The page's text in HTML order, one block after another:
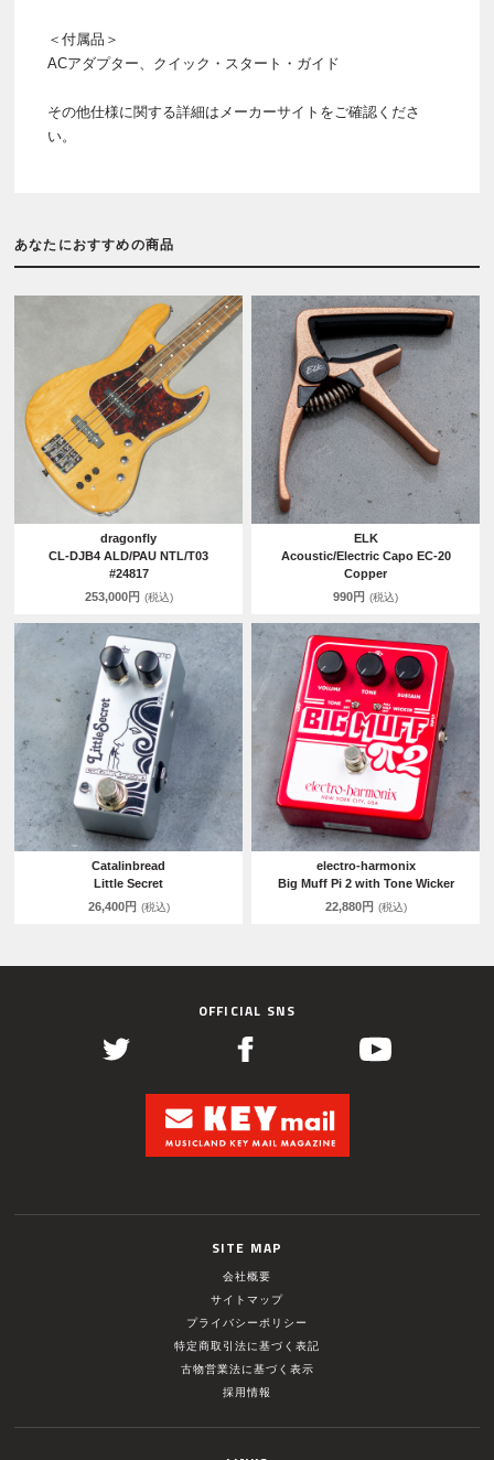
＜付属品＞
ACアダプター、クイック・スタート・ガイド
その他仕様に関する詳細はメーカーサイトをご確認くださ
い。
あなたにおすすめの商品
dragonfly
CL-DJB4 ALD/PAU NTL/T03
#24817
253,000円 (税込)
ELK
Acoustic/Electric Capo EC-20
Copper
990円 (税込)
Catalinbread
Little Secret
26,400円 (税込)
electro-harmonix
Big Muff Pi 2 with Tone Wicker
22,880円 (税込)
OFFICIAL SNS
SITE MAP
会社概要
サイトマップ
プライバシーポリシー
特定商取引法に基づく表記
古物営業法に基づく表示
採用情報